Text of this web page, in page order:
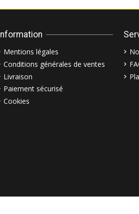
Information
Mentions légales
Conditions générales de ventes
Livraison
Paiement sécurisé
Cookies